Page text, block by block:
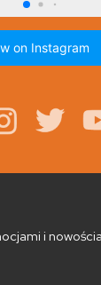
on Instagram
i